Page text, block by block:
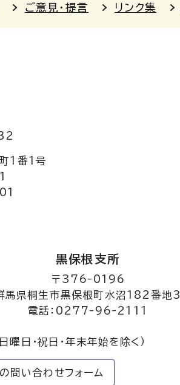
ご意見・提言 リンク集
1番1号
黒保根支所
〒376-0196
馬県桐生市黒保根町水沼182番地3
電話：0277-96-2111
日曜日・祝日・年末年始を除く）
問い合わせフォーム